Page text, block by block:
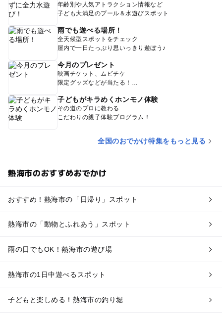
年齢別や人気アトラクション情報など
子ども大満足のプール＆水遊びスポット
雨でも遊べる場所！
全天候型スポットをチェック
屋内で一日たっぷり思いっきり遊ぼう♪
今月のプレゼント
映画チケット、ムビチケ
限定グッズなどが当たる！
子どもがキラめくホンモノ体験
その道のプロに教わる
こだわりの親子体験プログラム！
全国のおでかけ特集をもっと見る
熱海市のおすすめおでかけ
おすすめ！熱海市の「日帰り」スポット
熱海市の「動物とふれあう」スポット
雨の日でもOK！熱海市の遊び場
熱海市の1日中遊べるスポット
子どもと楽しめる！熱海市の釣り堀